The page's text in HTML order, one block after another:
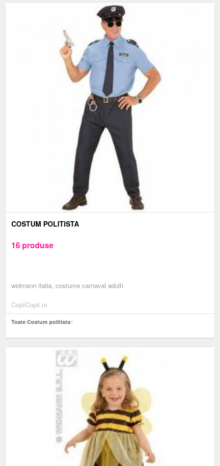
COSTUM POLITISTA
16 produse
widmann italia, costume carnaval adulti
CopiiCopii.ro
Toate Costum politista